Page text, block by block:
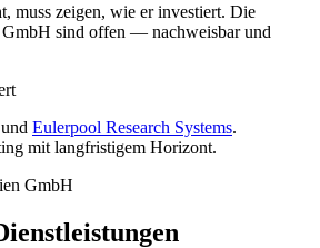
muss zeigen, wie er investiert. Die
sind offen — nachweisbar und
Eulerpool Research Systems.
mit langfristigem Horizont.
GmbH